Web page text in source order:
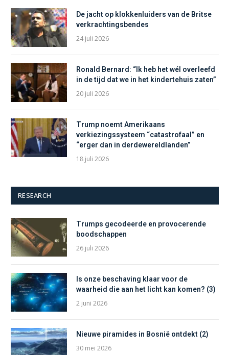
De jacht op klokkenluiders van de Britse
verkrachtingsbendes
24 juli 2026
Ronald Bernard: “Ik heb het wél overleefd
in de tijd dat we in het kindertehuis zaten”
20 juli 2026
Trump noemt Amerikaans
verkiezingssysteem “catastrofaal” en
“erger dan in derdewereldlanden”
18 juli 2026
RESEARCH
Trumps gecodeerde en provocerende
boodschappen
26 juli 2026
Is onze beschaving klaar voor de
waarheid die aan het licht kan komen? (3)
2 juni 2026
Nieuwe piramides in Bosnië ontdekt (2)
30 mei 2026